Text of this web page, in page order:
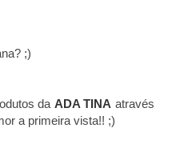
;)
da ADA TINA através
a primeira vista!! ;)